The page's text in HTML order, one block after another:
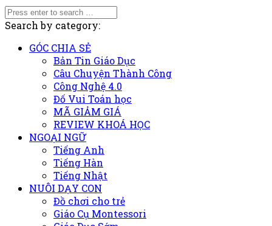
Search by category:
GÓC CHIA SẺ
Bản Tin Giáo Dục
Câu Chuyện Thành Công
Công Nghệ 4.0
Đố Vui Toán học
MÃ GIẢM GIÁ
REVIEW KHOÁ HỌC
NGOẠI NGỮ
Tiếng Anh
Tiếng Hàn
Tiếng Nhật
NUÔI DẠY CON
Đồ chơi cho trẻ
Giáo Cụ Montessori